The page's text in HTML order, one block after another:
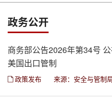
政务公开
商务部公告2026年第34号
美国出口管制
政策发布 来源：安全与管制